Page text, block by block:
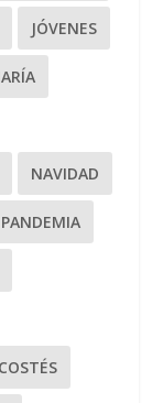
JÓVENES
NAVIDAD
PANDEMIA